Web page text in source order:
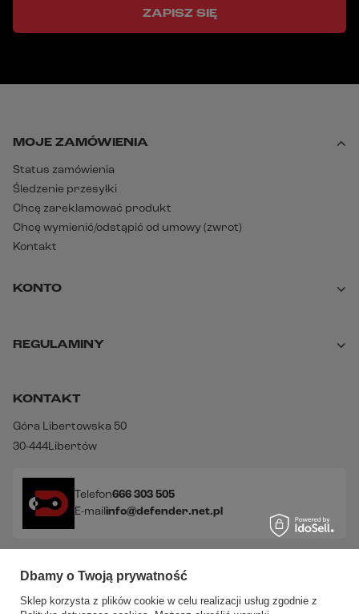
ZAPISZ SIĘ
MOJE ZAMÓWIENIA
Status zamówienia
Śledzenie przesyłki
Chcę zareklamować produkt
Chcę wymienić/odstąpić od umowy (zwrot)
Kontakt
KONTO
REGULAMINY
KONTAKT
Góra Libertowska 50
30-444Libertów
Telefon666 303 505
E-mail info@defender.net.pl
Sprawdź nasze social media!
Dbamy o Twoją prywatność
Sklep korzysta z plików cookie w celu realizacji usług zgodnie z